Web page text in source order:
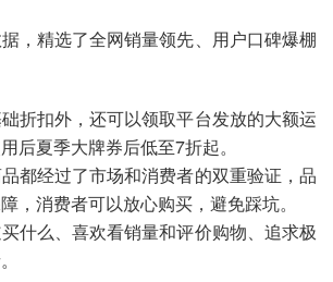
，精选了全网销量领先、用户口碑爆棚
础折扣外，还可以领取平台发放的大额运
后夏季大牌券后低至7折起。
品都经过了市场和消费者的双重验证，品
，消费者可以放心购买，避免踩坑。
买什么、喜欢看销量和评价购物、追求极